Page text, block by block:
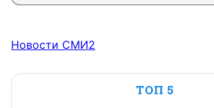
Новости СМИ2
ТОП 5